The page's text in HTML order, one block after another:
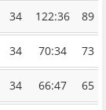
34 122:36 89
34 70:34 73
34 66:47 65